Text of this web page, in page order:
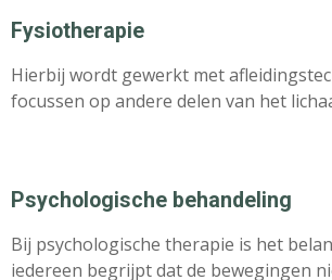
Fysiotherapie
Hierbij wordt gewerkt met
focussen op andere delen van het
Psychologische behandeling
Bij psychologische therapie is het
iedereen begrijpt dat de bewegingen